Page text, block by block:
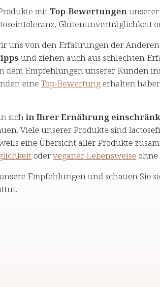
mit Top-Bewertungenunserer
Glutenunverträglichkeit
uns von den Erfahrungen der
und ziehen auch aus schlechten
dem Empfehlungen unserer Kunden
eine Top-Bewertungerhalten
sichin Ihrer Ernährung
Viele unserer Produkte sind
eine Übersicht aller Produkte
oderveganer Lebensweise ohne
Empfehlungen und schauen Sie